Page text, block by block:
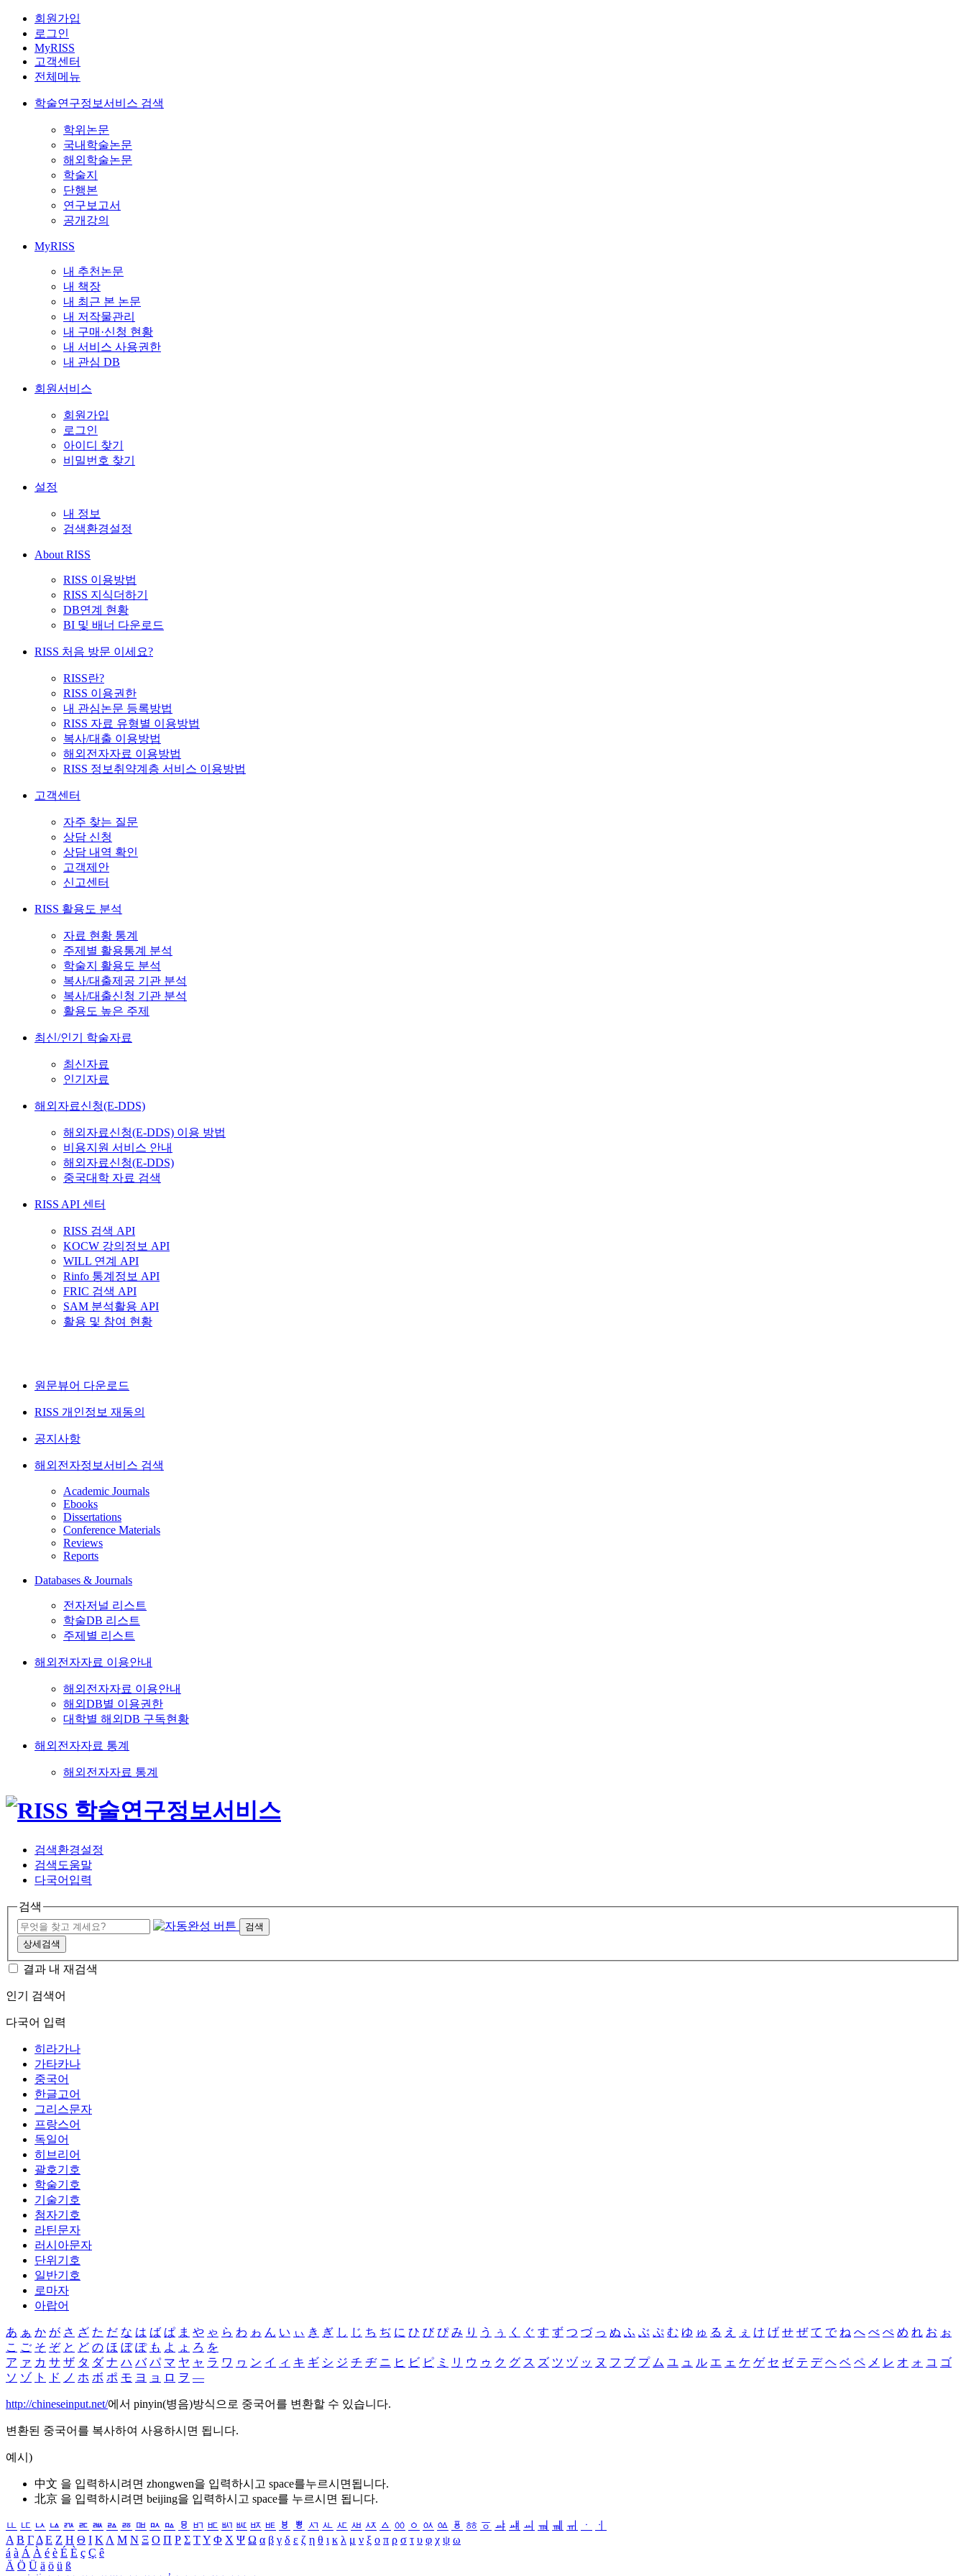
회원가입
로그인
MyRISS
고객센터
전체메뉴
학술연구정보서비스 검색
학위논문
국내학술논문
해외학술논문
학술지
단행본
연구보고서
공개강의
MyRISS
내 추천논문
내 책장
내 최근 본 논문
내 저작물관리
내 구매·신청 현황
내 서비스 사용권한
내 관심 DB
회원서비스
회원가입
로그인
아이디 찾기
비밀번호 찾기
설정
내 정보
검색환경설정
About RISS
RISS 이용방법
RISS 지식더하기
DB연계 현황
BI 및 배너 다운로드
RISS 처음 방문 이세요?
RISS란?
RISS 이용권한
내 관심논문 등록방법
RISS 자료 유형별 이용방법
복사/대출 이용방법
해외전자자료 이용방법
RISS 정보취약계층 서비스 이용방법
고객센터
자주 찾는 질문
상담 신청
상담 내역 확인
고객제안
신고센터
RISS 활용도 분석
자료 현황 통계
주제별 활용통계 분석
학술지 활용도 분석
복사/대출제공 기관 분석
복사/대출신청 기관 분석
활용도 높은 주제
최신/인기 학술자료
최신자료
인기자료
해외자료신청(E-DDS)
해외자료신청(E-DDS) 이용 방법
비용지원 서비스 안내
해외자료신청(E-DDS)
중국대학 자료 검색
RISS API 센터
RISS 검색 API
KOCW 강의정보 API
WILL 연계 API
Rinfo 통계정보 API
FRIC 검색 API
SAM 분석활용 API
활용 및 참여 현황
원문뷰어 다운로드
RISS 개인정보 재동의
공지사항
해외전자정보서비스 검색
Academic Journals
Ebooks
Dissertations
Conference Materials
Reviews
Reports
Databases & Journals
전자저널 리스트
학술DB 리스트
주제별 리스트
해외전자자료 이용안내
해외전자자료 이용안내
해외DB별 이용권한
대학별 해외DB 구독현황
해외전자자료 통계
해외전자자료 통계
검색환경설정
검색도움말
다국어입력
검색
검색
상세검색
결과 내 재검색
인기 검색어
다국어 입력
히라가나
가타카나
중국어
한글고어
그리스문자
프랑스어
독일어
히브리어
괄호기호
학술기호
기술기호
첨자기호
라틴문자
러시아문자
단위기호
일반기호
로마자
아랍어
あ ぁ か が さ ざ た だ な は ば ぱ ま や ゃ ら わ ゎ ん い ぃ き ぎ し じ ち ぢ に ひ び ぴ み り う ぅ く ぐ す ず つ づ っ ぬ ふ ぶ ぷ む ゆ ゅ る え ぇ け げ せ ぜ て で ね へ べ ぺ め れ お ぉ
こ ご そ ぞ と ど の ほ ぼ ぽ も よ ょ ろ を
ア ァ カ サ ザ タ ダ ナ ハ バ パ マ ヤ ャ ラ ワ ヮ ン イ ィ キ ギ シ ジ チ ヂ ニ ヒ ビ ピ ミ リ ウ ゥ ク グ ス ズ ツ ヅ ッ ヌ フ ブ プ ム ユ ュ ル エ ェ ケ ゲ セ ゼ テ デ ヘ ベ ペ メ レ オ ォ コ ゴ
ソ ゾ ト ド ノ ホ ボ ポ モ ヨ ョ ロ ヲ ―
http://chineseinput.net/에서 pinyin(병음)방식으로 중국어를 변환할 수 있습니다.
변환된 중국어를 복사하여 사용하시면 됩니다.
예시)
中文 을 입력하시려면 zhongwen을 입력하시고 space를누르시면됩니다.
北京 을 입력하시려면 beijing을 입력하시고 space를 누르시면 됩니다.
ㅥ ㅦ ㅧ ㅨ ㅩ ㅪ ㅫ ㅬ ㅭ ㅮ ㅯ ㅰ ㅱ ㅲ ㅳ ㅴ ㅵ ㅶ ㅷ ㅸ ㅹ ㅺ ㅻ ㅼ ㅽ ㅾ ㅿ ㆀ ㆁ ㆂ ㆃ ㆄ ㆅ ㆆ ㆇ ㆈ ㆉ ㆊ ㆋ ㆌ ㆍ
ㆎ
Α Β ΓΔ Ε Ζ Η Θ Ι ΚΛ Μ Ν Ξ Ο Π Ρ Σ ΤΥ Φ Χ Ψ Ω α β γ δ ε ζ η θ ι κ λ μ ν ξ ο π ρ σ τ υ φ χ ψ ω
á à Á À é è É È ç Ç ê
Ä Ö Ü ä ö ü ß